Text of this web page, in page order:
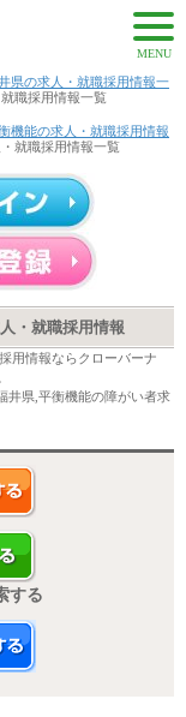
MENU
県の求人・就職採用情報一
職採用情報一覧
機能の求人・就職採用情報
就職採用情報一覧
・就職採用情報
用情報ならクローバーナ
井県,平衡機能の障がい者求
する